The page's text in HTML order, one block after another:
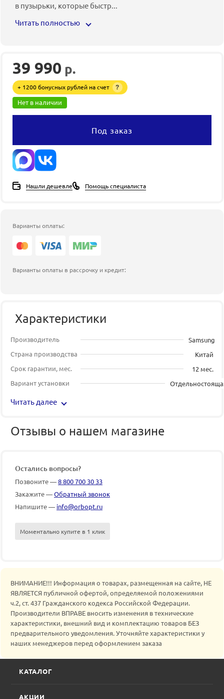
в пузырьки, которые быстр...
Читать полностью
39 990 р.
+ 1200 бонусных рублей на счет ?
Нет в наличии
Под заказ
Нашли дешевле Помощь специалиста
Варианты оплаты:
Варианты оплаты в рассрочку и кредит:
Характеристики
Производитель
Samsung
Страна производства
Китай
Срок гарантии, мес.
12 мес.
Вариант установки
Читать далее
Отзывы о нашем магазине
Остались вопросы?
Позвоните —8 800 700 30 33
Закажите —Обратный звонок
Напишите — info@orbopt.ru
Моментально купите в 1 клик
ВНИМАНИЕ!!! Информация о товарах, размещенная на сайте, НЕ
ЯВЛЯЕТСЯ публичной офертой, определяемой положениями
ч.2, ст. 437 Гражданского кодекса Российской Федерации.
Производители ВПРАВЕ вносить изменения в технические
характеристики, внешний вид и комплектацию товаров БЕЗ
предварительного уведомления. Уточняйте характеристики у
наших менеджеров перед оформлением заказа
КАТАЛОГ
АКЦИИ